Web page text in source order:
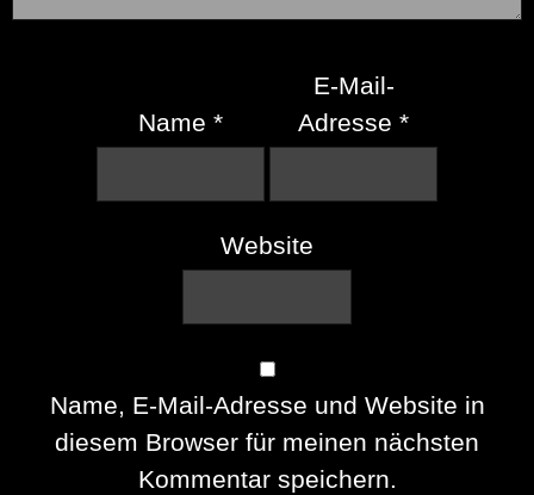
Name *
E-Mail-
Adresse*
Website
Name, E-Mail-Adresse und Website in
diesem Browser für meinen nächsten
Kommentar speichern.